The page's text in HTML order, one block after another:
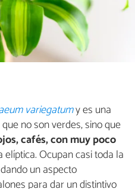
variegatumy es una
que no son verdes, sino que
cafés, con muy poco
Ocupan casi toda la
un aspecto
para dar un distintivo